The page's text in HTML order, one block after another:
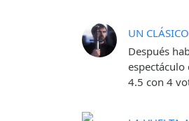
UN
Después
4.5 con 4